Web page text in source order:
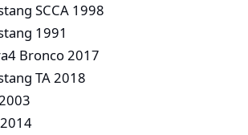
SCCA 1998
1991
Bronco 2017
TA 2018